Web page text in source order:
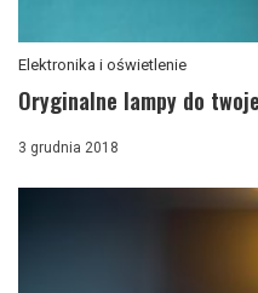
Elektronika i oświetlenie
Oryginalne lampy do
3 grudnia 2018